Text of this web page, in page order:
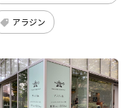
アラジン